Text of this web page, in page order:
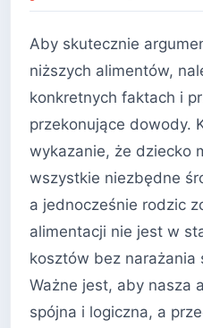
Aby skutecznie
niższych alimentów,
konkretnych faktach i
przekonujące dowody.
wykazanie, że dziecko
wszystkie niezbędne
a jednocześnie rodzic
alimentacji nie jest w
kosztów bez
Ważne jest, aby nasza
spójna i logiczna, a